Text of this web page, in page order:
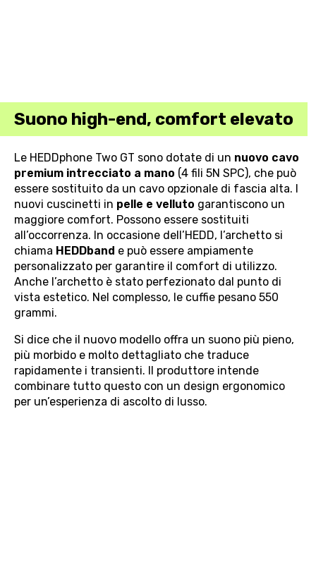
Suono high-end, comfort elevato
Le HEDDphone Two GT sono dotate di un nuovo cavo
premium intrecciato a mano (4 fili 5N SPC), che può
essere sostituito da un cavo opzionale di fascia alta. I
nuovi cuscinetti in pelle e velluto garantiscono un
maggiore comfort. Possono essere sostituiti
all’occorrenza. In occasione dell’HEDD, l’archetto si
chiama HEDDband e può essere ampiamente
personalizzato per garantire il comfort di utilizzo.
Anche l’archetto è stato perfezionato dal punto di
vista estetico. Nel complesso, le cuffie pesano 550
grammi.
Si dice che il nuovo modello offra un suono più pieno,
più morbido e molto dettagliato che traduce
rapidamente i transienti. Il produttore intende
combinare tutto questo con un design ergonomico
per un’esperienza di ascolto di lusso.